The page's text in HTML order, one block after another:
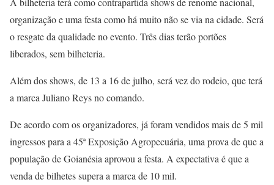
organização e uma festa como há muito não se via na cidade. Será
o resgate da qualidade no evento. Três dias terão portões
liberados, sem bilheteria.
Além dos shows, de 13 a 16 de julho, será vez do rodeio, que terá
a marca Juliano Reys no comando.
De acordo com os organizadores, já foram vendidos mais de 5 mil
ingressos para a 45ª Exposição Agropecuária, uma prova de que a
população de Goianésia aprovou a festa. A expectativa é que a
venda de bilhetes supera a marca de 10 mil.